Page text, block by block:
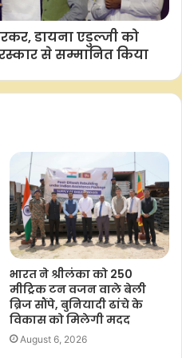
डायना एडुल्जी को
से सम्मानित किया
भारत ने श्रीलंका को 250
मीट्रिक टन वजन वाले बेली
ब्रिज सौंपे, बुनियादी ढांचे के
विकास को म‍िलेगी मदद
August 6, 2026